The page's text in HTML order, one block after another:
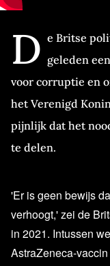
D e Britse
geleden
voor corruptie en
het Verenigd
pijnlijk dat het
te delen.
'Er is geen bewijs
verhoogt,' zei de
in 2021. Intussen
AstraZeneca-